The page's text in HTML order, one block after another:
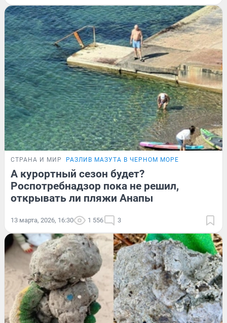
СТРАНА И МИР РАЗЛИВ МАЗУТА В ЧЕРНОМ МОРЕ
А курортный сезон будет?
Роспотребнадзор пока не решил,
открывать ли пляжи Анапы
13 марта, 2026, 16:30 1 556 3